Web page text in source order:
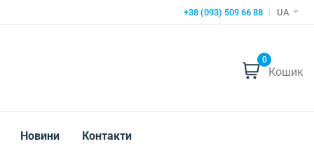
+38 (093) 509 66 88 UA
0
Кошик
Новини Контакти